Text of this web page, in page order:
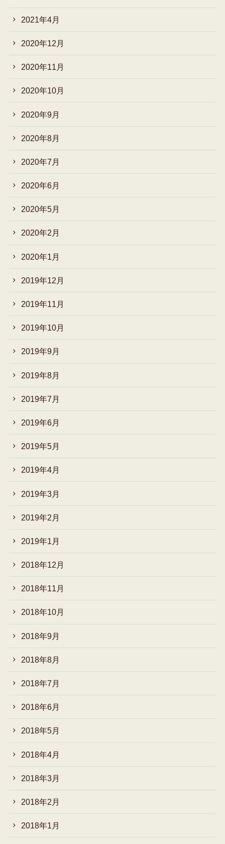
2021年4月
2020年12月
2020年11月
2020年10月
2020年9月
2020年8月
2020年7月
2020年6月
2020年5月
2020年2月
2020年1月
2019年12月
2019年11月
2019年10月
2019年9月
2019年8月
2019年7月
2019年6月
2019年5月
2019年4月
2019年3月
2019年2月
2019年1月
2018年12月
2018年11月
2018年10月
2018年9月
2018年8月
2018年7月
2018年6月
2018年5月
2018年4月
2018年3月
2018年2月
2018年1月